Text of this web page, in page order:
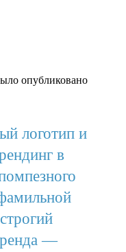
опубликовано
логотип и
в
—